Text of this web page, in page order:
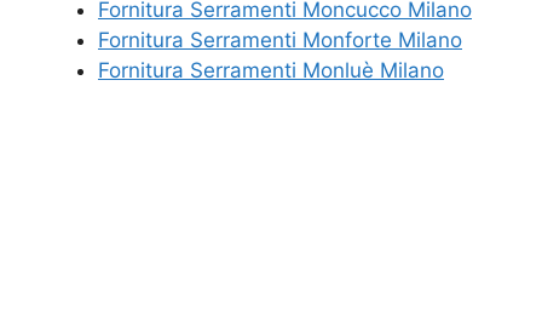
Fornitura Serramenti Moncucco Milano
Fornitura Serramenti Monforte Milano
Fornitura Serramenti Monluè Milano